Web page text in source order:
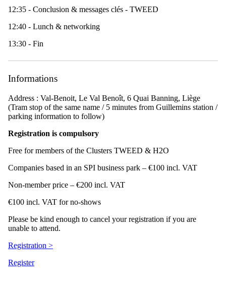
12:35 - Conclusion & messages clés - TWEED
12:40 - Lunch & networking
13:30 - Fin
Informations
Address : Val-Benoit, Le Val Benoît, 6 Quai Banning, Liège
(Tram stop of the same name / 5 minutes from Guillemins station /
parking information to follow)
Registration is compulsory
Free for members of the Clusters TWEED & H2O
Companies based in an SPI business park – €100 incl. VAT
Non-member price – €200 incl. VAT
€100 incl. VAT for no-shows
Please be kind enough to cancel your registration if you are
unable to attend.
Registration >
Register